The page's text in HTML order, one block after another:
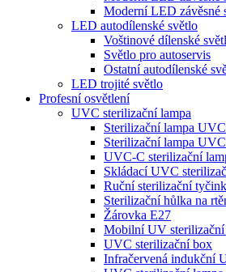
Moderní LED závěsné
LED autodílenské světlo
Voštinové dílenské
Světlo pro autoservis
Ostatní autodílenské
LED trojité světlo
Profesní osvětlení
UVC sterilizační lampa
Sterilizační lampa
Sterilizační lampa
UVC-C sterilizační
Skládací UVC
Ruční sterilizační
Sterilizační hůlka na
Žárovka E27
Mobilní UV sterilizační
UVC sterilizační box
Infračervená indukční